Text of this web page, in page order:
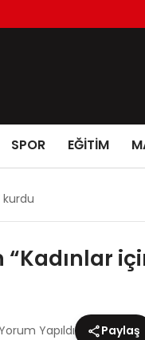
SPOR EĞİTİM
kurdu
Yapıldı Paylaş